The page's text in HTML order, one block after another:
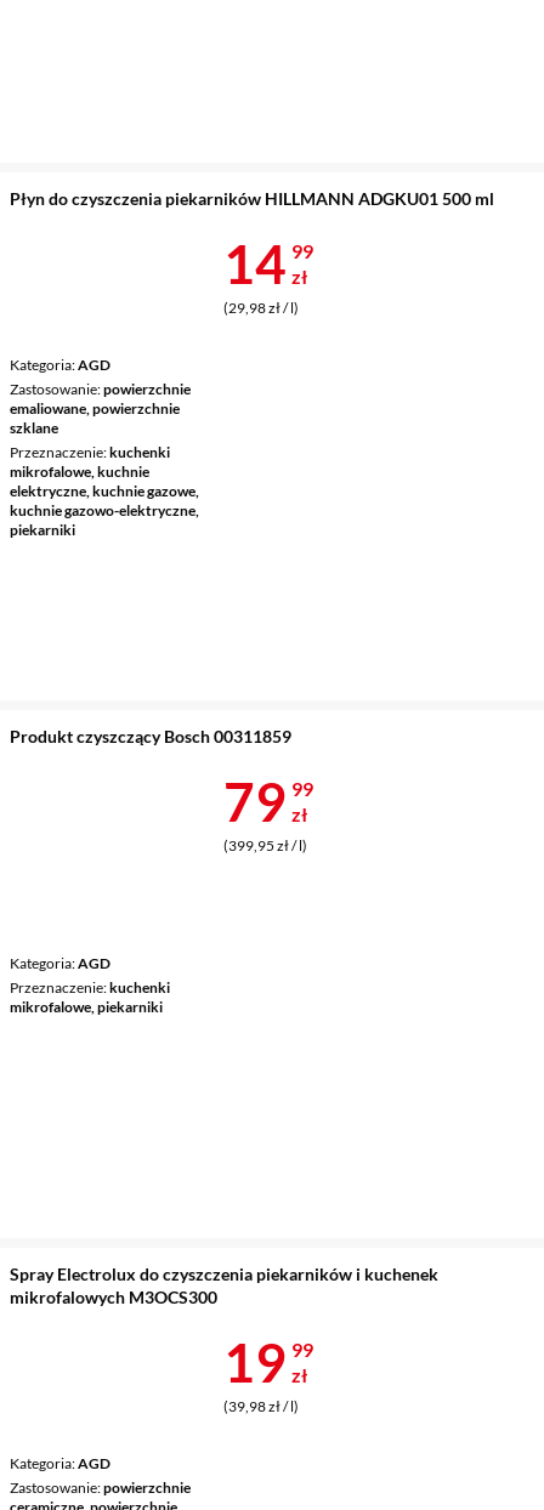
Płyn do czyszczenia piekarników HILLMANN ADGKU01 500 ml
Kategoria AGD
Zastosowanie powierzchnie
emaliowane, powierzchnie
szklane
Przeznaczenie kuchenki
mikrofalowe, kuchnie
elektryczne, kuchnie gazowe,
kuchnie gazowo-elektryczne,
piekarniki
Cena 14,99
14 99
zł
(29,98 zł / l)
Produkt czyszczący Bosch 00311859
Kategoria AGD
Przeznaczenie kuchenki
mikrofalowe, piekarniki
Cena 79,99
79 99
zł
(399,95 zł / l)
Spray Electrolux do czyszczenia piekarników i kuchenek
mikrofalowych M3OCS300
Kategoria AGD
Zastosowanie powierzchnie
Cena 19,99
19 99
zł
(39,98 zł / l)